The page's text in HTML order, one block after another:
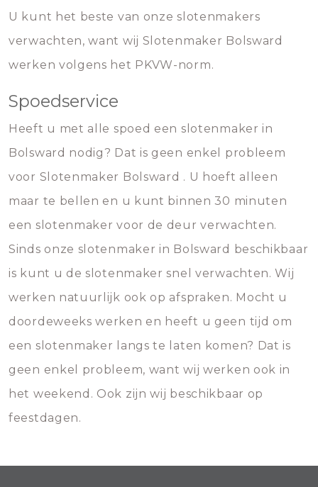
U kunt het beste van onze slotenmakers
verwachten, want wij Slotenmaker Bolsward
werken volgens het PKVW-norm.
Spoedservice
Heeft u met alle spoed een slotenmaker in
Bolsward nodig? Dat is geen enkel probleem
voor Slotenmaker Bolsward . U hoeft alleen
maar te bellen en u kunt binnen 30 minuten
een slotenmaker voor de deur verwachten.
Sinds onze slotenmaker in Bolsward beschikbaar
is kunt u de slotenmaker snel verwachten. Wij
werken natuurlijk ook op afspraken. Mocht u
doordeweeks werken en heeft u geen tijd om
een slotenmaker langs te laten komen? Dat is
geen enkel probleem, want wij werken ook in
het weekend. Ook zijn wij beschikbaar op
feestdagen.